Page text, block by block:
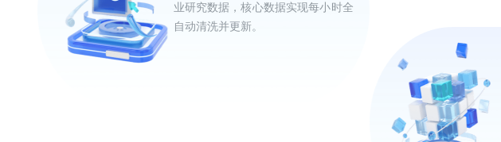
业研究数据，核心数据实现每小时全
自动清洗并更新。